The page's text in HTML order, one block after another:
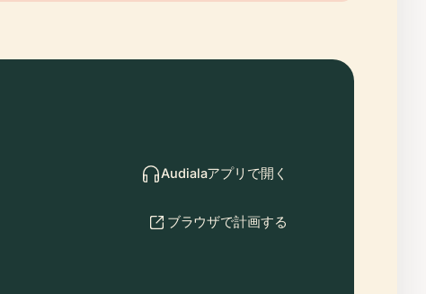
Audialaアプリで開く
ブラウザで計画する